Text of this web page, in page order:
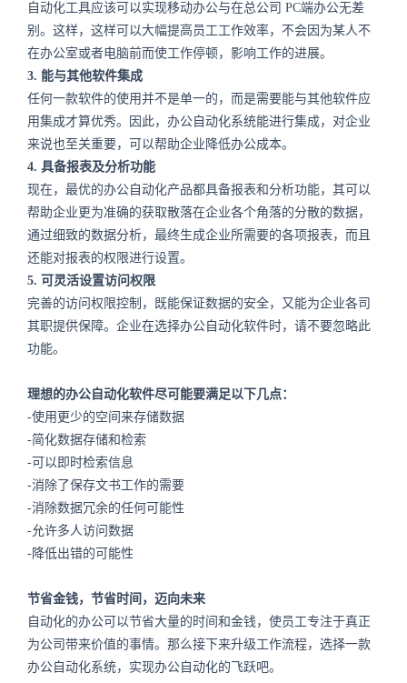
自动化工具应该可以实现移动办公与在总公司 PC端办公无差
别。这样，这样可以大幅提高员工工作效率，不会因为某人不
在办公室或者电脑前而使工作停顿，影响工作的进展。
3. 能与其他软件集成
任何一款软件的使用并不是单一的，而是需要能与其他软件应
用集成才算优秀。因此，办公自动化系统能进行集成，对企业
来说也至关重要，可以帮助企业降低办公成本。
4. 具备报表及分析功能
现在，最优的办公自动化产品都具备报表和分析功能，其可以
帮助企业更为准确的获取散落在企业各个角落的分散的数据，
通过细致的数据分析，最终生成企业所需要的各项报表，而且
还能对报表的权限进行设置。
5. 可灵活设置访问权限
完善的访问权限控制，既能保证数据的安全，又能为企业各司
其职提供保障。企业在选择办公自动化软件时，请不要忽略此
功能。
理想的办公自动化软件尽可能要满足以下几点：
-使用更少的空间来存储数据
-简化数据存储和检索
-可以即时检索信息
-消除了保存文书工作的需要
-消除数据冗余的任何可能性
-允许多人访问数据
-降低出错的可能性
节省金钱，节省时间，迈向未来
自动化的办公可以节省大量的时间和金钱，使员工专注于真正
为公司带来价值的事情。那么接下来升级工作流程，选择一款
办公自动化系统，实现办公自动化的飞跃吧。